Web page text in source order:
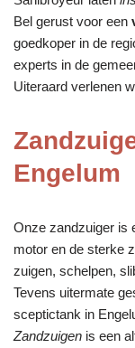
Bel gerust voor een
goedkoper in de
experts in de
Uiteraard verlenen
Engelum
Onze zandzuiger is
motor en de sterke
zuigen, schelpen,
Tevens uitermate
sceptictank in
Zandzuigen is een